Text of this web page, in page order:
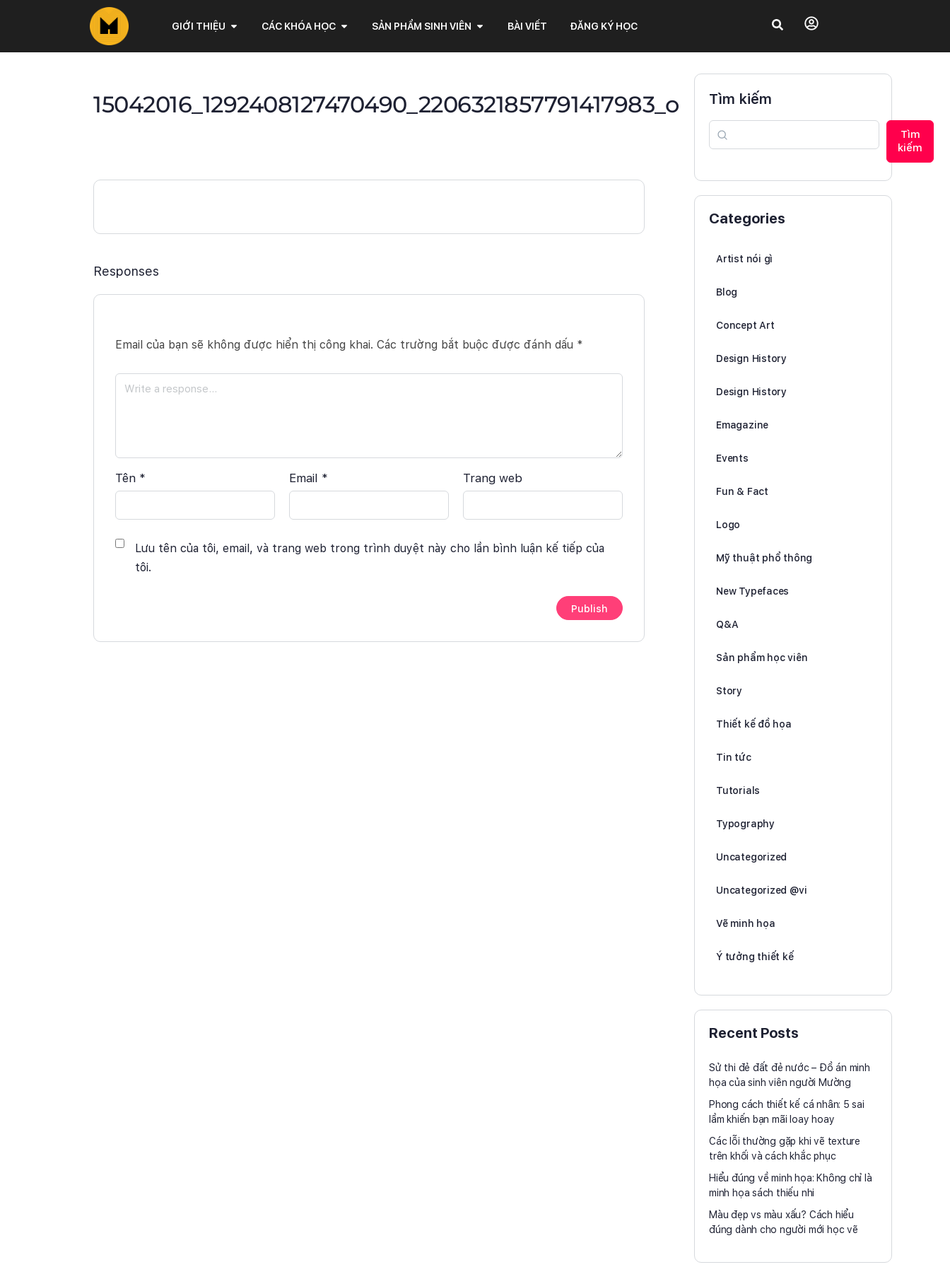
GIỚI THIỆU CÁC KHÓA HỌC SẢN PHẨM SINH VIÊN BÀI VIẾT ĐĂNG KÝ HỌC
15042016_1292408127470490_2206321857791417983_o
Responses
Email của bạn sẽ không được hiển thị công khai. Các trường bắt buộc được đánh dấu *
Tên * Email * Trang web
Lưu tên của tôi, email, và trang web trong trình duyệt này cho lần bình luận kế tiếp của
tôi.
Tìm kiếm
Tìm
kiếm
Categories
Artist nói gì
Blog
Concept Art
Design History
Design History
Emagazine
Events
Fun & Fact
Logo
Mỹ thuật phổ thông
New Typefaces
Q&A
Sản phẩm học viên
Story
Thiết kế đồ họa
Tin tức
Tutorials
Typography
Uncategorized
Uncategorized @vi
Vẽ minh họa
Ý tưởng thiết kế
Recent Posts
Sử thi đẻ đất đẻ nước – Đồ án minh
họa của sinh viên người Mường
Phong cách thiết kế cá nhân: 5 sai
lầm khiến bạn mãi loay hoay
Các lỗi thường gặp khi vẽ texture
trên khối và cách khắc phục
Hiểu đúng về minh họa: Không chỉ là
minh họa sách thiếu nhi
Màu đẹp vs màu xấu? Cách hiểu
đúng dành cho người mới học vẽ